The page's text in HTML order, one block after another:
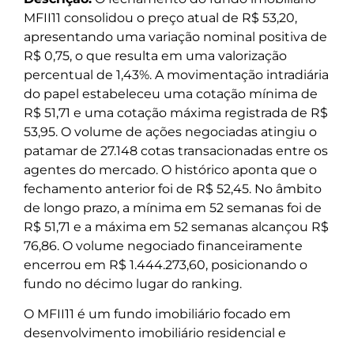
MFII11 consolidou o preço atual de R$ 53,20,
apresentando uma variação nominal positiva de
R$ 0,75, o que resulta em uma valorização
percentual de 1,43%. A movimentação intradiária
do papel estabeleceu uma cotação mínima de
R$ 51,71 e uma cotação máxima registrada de R$
53,95. O volume de ações negociadas atingiu o
patamar de 27.148 cotas transacionadas entre os
agentes do mercado. O histórico aponta que o
fechamento anterior foi de R$ 52,45. No âmbito
de longo prazo, a mínima em 52 semanas foi de
R$ 51,71 e a máxima em 52 semanas alcançou R$
76,86. O volume negociado financeiramente
encerrou em R$ 1.444.273,60, posicionando o
fundo no décimo lugar do ranking.
O MFII11 é um fundo imobiliário focado em
desenvolvimento imobiliário residencial e